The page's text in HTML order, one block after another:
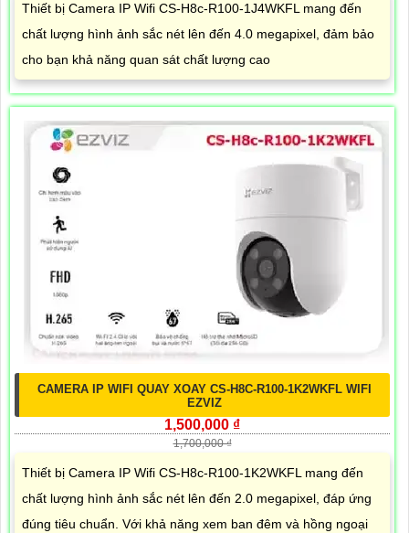
Thiết bị Camera IP Wifi CS-H8c-R100-1J4WKFL mang đến
chất lượng hình ảnh sắc nét lên đến 4.0 megapixel, đảm bảo
cho bạn khả năng quan sát chất lượng cao
CAMERA IP WIFI QUAY XOAY CS-H8C-R100-1K2WKFL WIFI
EZVIZ
1,500,000 ₫
1,700,000 ₫
Thiết bị Camera IP Wifi CS-H8c-R100-1K2WKFL mang đến
chất lượng hình ảnh sắc nét lên đến 2.0 megapixel, đáp ứng
đúng tiêu chuẩn. Với khả năng xem ban đêm và hồng ngoại